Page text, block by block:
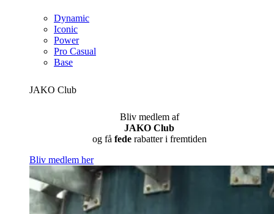
Dynamic
Iconic
Power
Pro Casual
Base
JAKO Club
Bliv medlem af
JAKO Club
og få federabatter i fremtiden
Bliv medlem her